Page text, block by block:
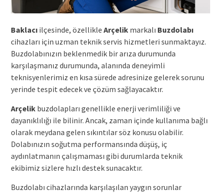
Baklacıilçesinde, özellikle Arçelikmarkalı Buzdolabı
cihazları için uzman teknik servis hizmetleri sunmaktayız.
Buzdolabınızın beklenmedik bir arıza durumunda
karşılaşmanız durumunda, alanında deneyimli
teknisyenlerimiz en kısa sürede adresinize gelerek sorunu
yerinde tespit edecek ve çözüm sağlayacaktır.
Arçelikbuzdolapları genellikle enerji verimliliği ve
dayanıklılığı ile bilinir. Ancak, zaman içinde kullanıma bağlı
olarak meydana gelen sıkıntılar söz konusu olabilir.
Dolabınızın soğutma performansında düşüş, iç
aydınlatmanın çalışmaması gibi durumlarda teknik
ekibimiz sizlere hızlı destek sunacaktır.
Buzdolabı cihazlarında karşılaşılan yaygın sorunlar